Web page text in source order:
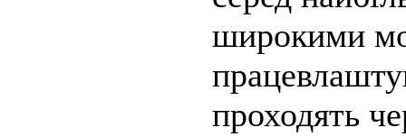
широкими
проходять